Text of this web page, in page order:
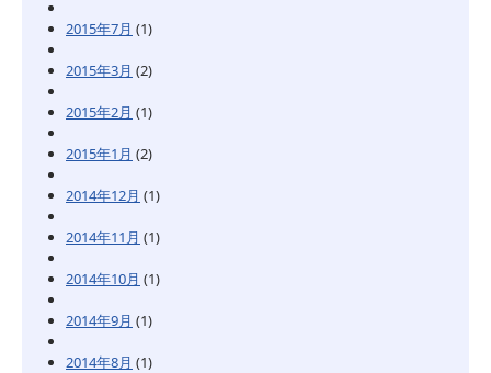
2015年7月 (1)
2015年3月 (2)
2015年2月 (1)
2015年1月 (2)
2014年12月 (1)
2014年11月 (1)
2014年10月 (1)
2014年9月 (1)
2014年8月 (1)